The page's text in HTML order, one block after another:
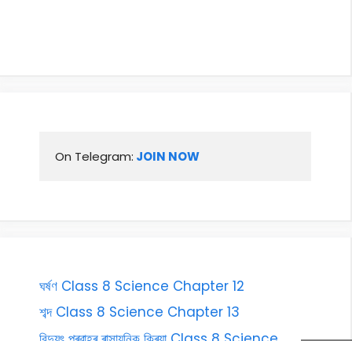
On Telegram: JOIN NOW
ঘৰ্ষণ Class 8 Science Chapter 12
শব্দ Class 8 Science Chapter 13